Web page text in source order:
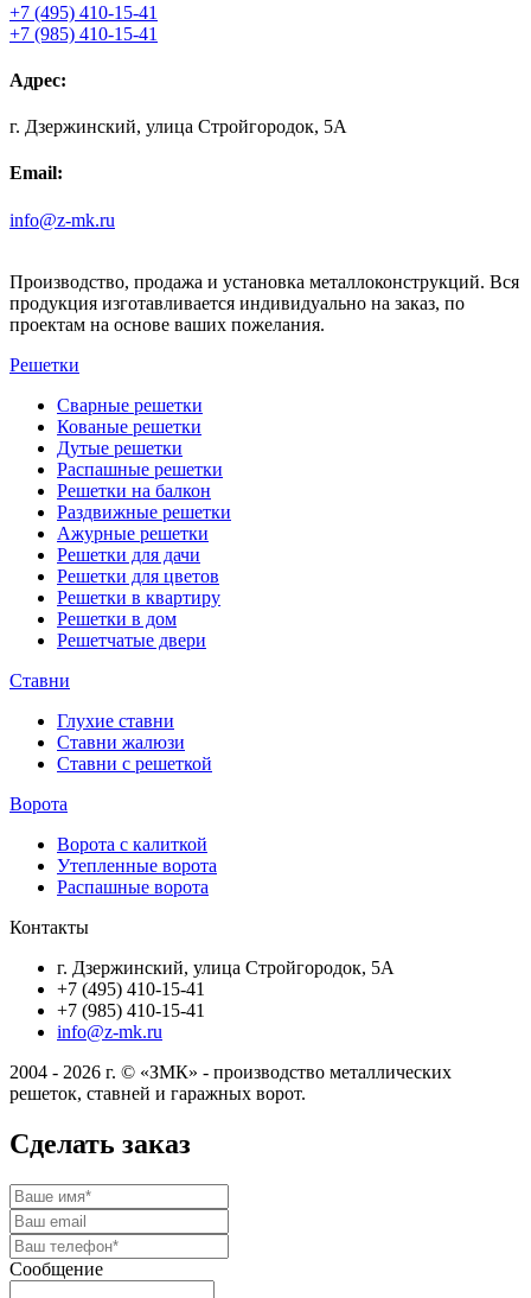
+7 (495) 410-15-41
+7 (985) 410-15-41
Адрес:
г. Дзержинский, улица Стройгородок, 5А
Email:
info@z-mk.ru
Производство, продажа и установка металлоконструкций. Вся
продукция изготавливается индивидуально на заказ, по
проектам на основе ваших пожелания.
Решетки
Сварные решетки
Кованые решетки
Дутые решетки
Распашные решетки
Решетки на балкон
Раздвижные решетки
Ажурные решетки
Решетки для дачи
Решетки для цветов
Решетки в квартиру
Решетки в дом
Решетчатые двери
Ставни
Глухие ставни
Ставни жалюзи
Ставни с решеткой
Ворота
Ворота с калиткой
Утепленные ворота
Распашные ворота
Контакты
г. Дзержинский, улица Стройгородок, 5А
+7 (495) 410-15-41
+7 (985) 410-15-41
info@z-mk.ru
2004 - 2026 г. © «ЗМК» - производство металлических
решеток, ставней и гаражных ворот.
Сделать заказ
Сообщение